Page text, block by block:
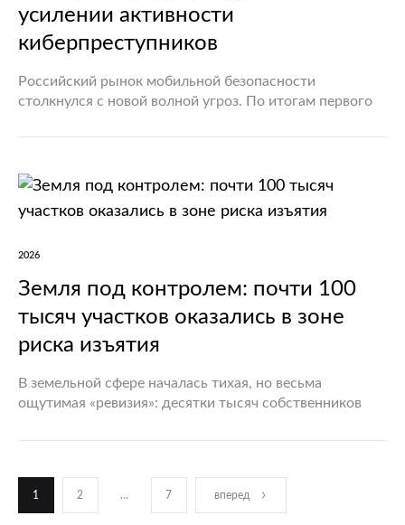
усилении активности
киберпреступников
Российский рынок мобильной безопасности
столкнулся с новой волной угроз. По итогам первого
вредоносным программным обеспечением мобильных
аналогичным…
2026
Земля под контролем: почти 100
тысяч участков оказались в зоне
риска изъятия
В земельной сфере началась тихая, но весьма
ощутимая «ревизия»: десятки тысяч собственников
небрежности или неправильного использования
Пагинация
1 2 … 7 вперед